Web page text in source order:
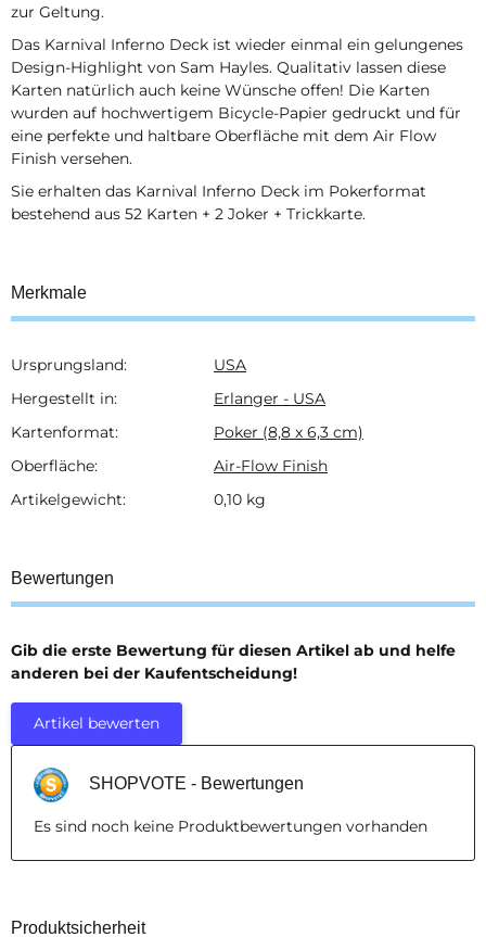
zur Geltung.
Das Karnival Inferno Deck ist wieder einmal ein gelungenes
Design-Highlight von Sam Hayles. Qualitativ lassen diese
Karten natürlich auch keine Wünsche offen! Die Karten
wurden auf hochwertigem Bicycle-Papier gedruckt und für
eine perfekte und haltbare Oberfläche mit dem Air Flow
Finish versehen.
Sie erhalten das Karnival Inferno Deck im Pokerformat
bestehend aus 52 Karten + 2 Joker + Trickkarte.
Merkmale
Produkteigenschaft
Wert
Ursprungsland:
USA
Hergestellt in:
Erlanger - USA
Kartenformat:
Poker (8,8 x 6,3 cm)
Oberfläche:
Air-Flow Finish
Artikelgewicht:
0,10 kg
Bewertungen
Gib die erste Bewertung für diesen Artikel ab und helfe
anderen bei der Kaufentscheidung!
Artikel bewerten
SHOPVOTE - Bewertungen
Es sind noch keine Produktbewertungen vorhanden
Produktsicherheit